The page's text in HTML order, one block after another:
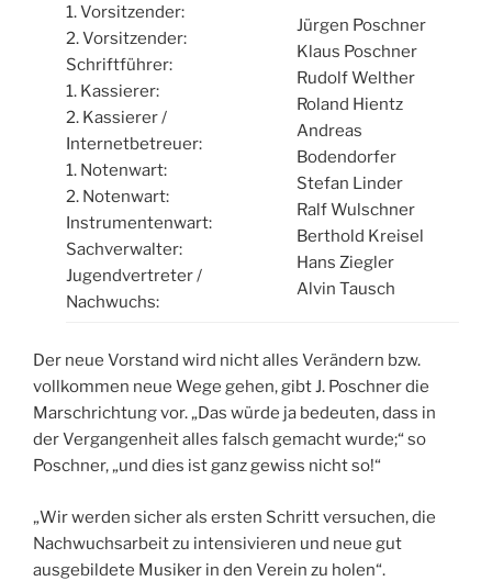
1. Vorsitzender:
2. Vorsitzender:
Schriftführer:
1. Kassierer:
2. Kassierer /
Internetbetreuer:
1. Notenwart:
2. Notenwart:
Instrumentenwart:
Sachverwalter:
Jugendvertreter /
Nachwuchs:
Jürgen Poschner
Klaus Poschner
Rudolf Welther
Roland Hientz
Andreas
Bodendorfer
Stefan Linder
Ralf Wulschner
Berthold Kreisel
Hans Ziegler
Alvin Tausch
Der neue Vorstand wird nicht alles Verändern bzw.
vollkommen neue Wege gehen, gibt J. Poschner die
Marschrichtung vor. „Das würde ja bedeuten, dass in
der Vergangenheit alles falsch gemacht wurde;“ so
Poschner, „und dies ist ganz gewiss nicht so!“
„Wir werden sicher als ersten Schritt versuchen, die
Nachwuchsarbeit zu intensivieren und neue gut
ausgebildete Musiker in den Verein zu holen“.